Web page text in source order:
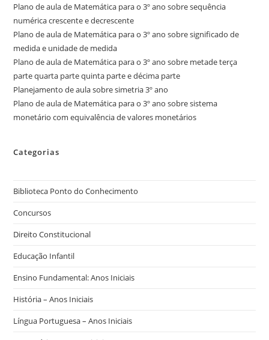
Plano de aula de Matemática para o 3º ano sobre sequência
numérica crescente e decrescente
Plano de aula de Matemática para o 3º ano sobre significado de
medida e unidade de medida
Plano de aula de Matemática para o 3º ano sobre metade terça
parte quarta parte quinta parte e décima parte
Planejamento de aula sobre simetria 3º ano
Plano de aula de Matemática para o 3º ano sobre sistema
monetário com equivalência de valores monetários
Categorias
Biblioteca Ponto do Conhecimento
Concursos
Direito Constitucional
Educação Infantil
Ensino Fundamental: Anos Iniciais
História – Anos Iniciais
Língua Portuguesa – Anos Iniciais